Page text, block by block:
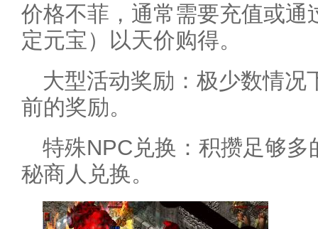
价格不菲，通常需要充值或通
定元宝）以天价购得。
大型活动奖励：极少数情况
前的奖励。
特殊NPC兑换：积攒足够
秘商人兑换。